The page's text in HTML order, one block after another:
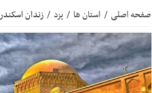
صفحه اصلی / استان ها / یزد / زندان